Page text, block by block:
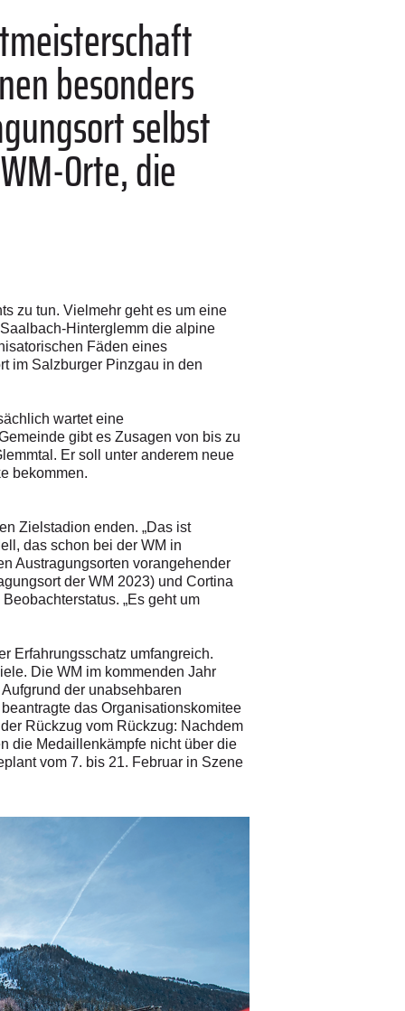
besonders
selbst
Orte, die
zu tun. Vielmehr geht es um eine
Hinterglemm die alpine
Fäden eines
im Salzburger Pinzgau in den
wartet eine
gibt es Zusagen von bis zu
Er soll unter anderem neue
bekommen.
Zielstadion enden. „Das ist
das schon bei der WM in
Austragungsorten vorangehender
der WM 2023) und Cortina
„Es geht um
Erfahrungsschatz umfangreich.
Die WM im kommenden Jahr
der unabsehbaren
das Organisationskomitee
Rückzug vom Rückzug: Nachdem
die Medaillenkämpfe nicht über die
vom 7. bis 21. Februar in Szene